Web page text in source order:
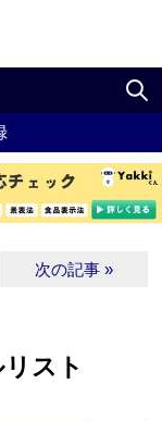
次の記事 »
リスト